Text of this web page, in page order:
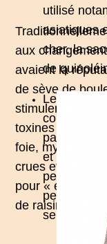
utilisé
asiatiques
cher, la
de
Les
et d’autres
peau,
peuvent
sein.
aux
avaient la
de sève de
stimuler le foie
toxines du
foie, myrtilles et
crues et jus de
pour « éloigner
de raisins, ail